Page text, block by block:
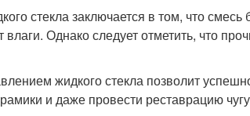
стекла заключается в том, что смесь
Однако следует отметить, что
жидкого стекла позволит
и даже провести реставрацию